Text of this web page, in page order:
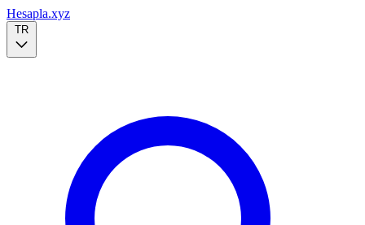
Hesapla.xyz
TR